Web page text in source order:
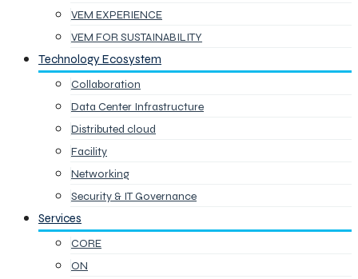
VEM EXPERIENCE
VEM FOR SUSTAINABILITY
Technology Ecosystem
Collaboration
Data Center Infrastructure
Distributed cloud
Facility
Networking
Security & IT Governance
Services
CORE
ON